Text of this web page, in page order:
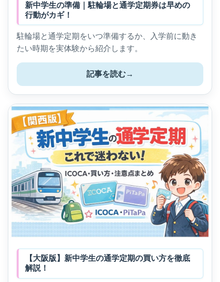
新中学生の準備｜駐輪場と通学定期券は早めの
行動がカギ！
駐輪場と通学定期をいつ準備するか、入学前に動き
たい時期を実体験から紹介します。
記事を読む→
【大阪版】新中学生の通学定期の買い方を徹底
解説！